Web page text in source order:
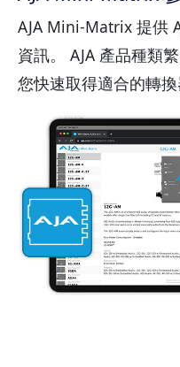
AJA Mini-Matrix 提供
資訊。 AJA 產品種類
您快速取得適合的轉換